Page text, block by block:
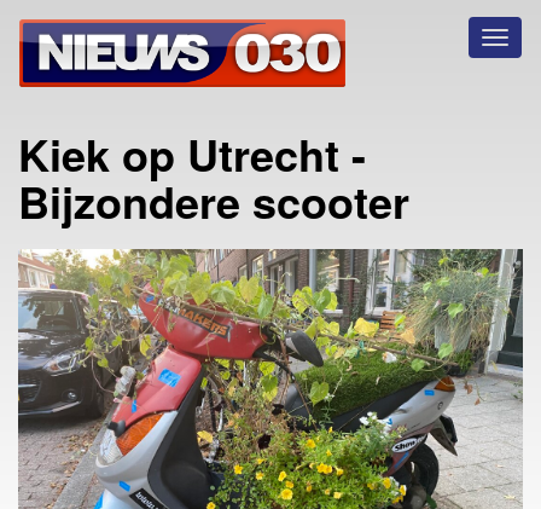
Kiek op Utrecht -
Bijzondere scooter